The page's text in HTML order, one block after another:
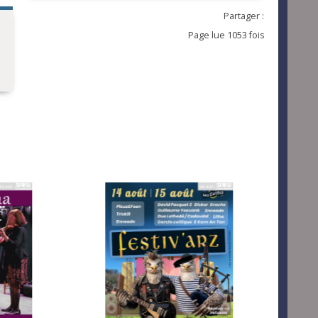
Partager :
Page lue 1053 fois